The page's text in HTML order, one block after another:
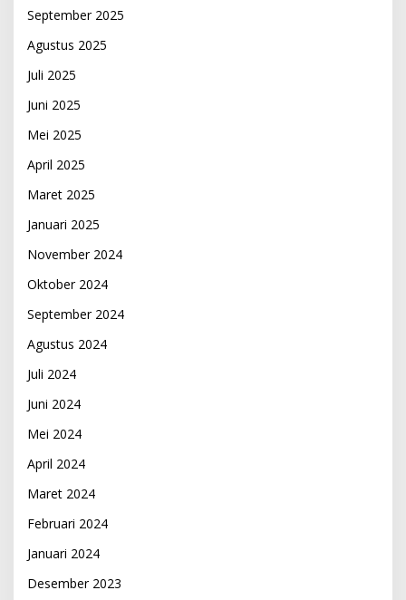
September 2025
Agustus 2025
Juli 2025
Juni 2025
Mei 2025
April 2025
Maret 2025
Januari 2025
November 2024
Oktober 2024
September 2024
Agustus 2024
Juli 2024
Juni 2024
Mei 2024
April 2024
Maret 2024
Februari 2024
Januari 2024
Desember 2023